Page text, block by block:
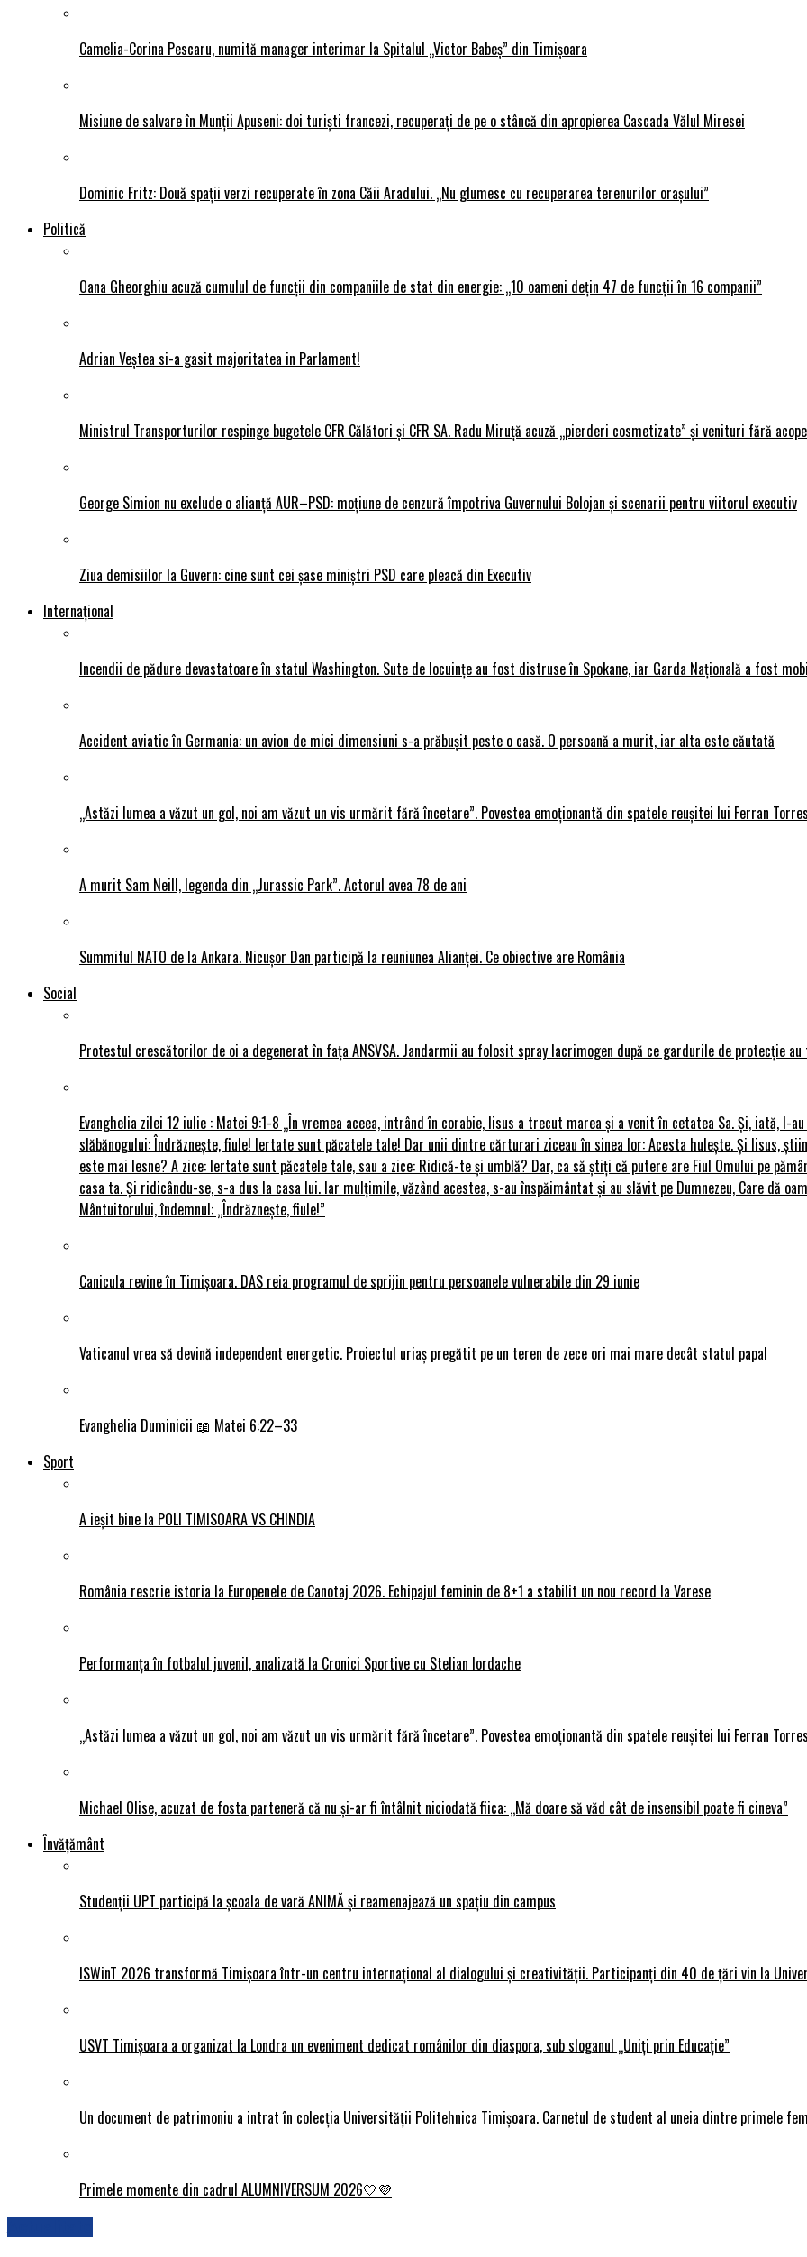
Camelia-Corina Pescaru, numită manager interimar la Spitalul „Victor Babeș” din Timișoara
Misiune de salvare în Munții Apuseni: doi turiști francezi, recuperați de pe o stâncă din apropierea Cascada Vălul Miresei
Dominic Fritz: Două spații verzi recuperate în zona Căii Aradului. „Nu glumesc cu recuperarea terenurilor orașului”
Politică
Oana Gheorghiu acuză cumulul de funcții din companiile de stat din energie: „10 oameni dețin 47 de funcții în 16 companii”
Adrian Veștea si-a gasit majoritatea in Parlament!
Ministrul Transporturilor respinge bugetele CFR Călători și CFR SA. Radu Miruță acuză „pierderi cosmetizate” și venituri fără
George Simion nu exclude o alianță AUR–PSD: moțiune de cenzură împotriva Guvernului Bolojan și scenarii pentru viitorul executiv
Ziua demisiilor la Guvern: cine sunt cei șase miniștri PSD care pleacă din Executiv
Internațional
Incendii de pădure devastatoare în statul Washington. Sute de locuințe au fost distruse în Spokane, iar Garda Națională a fost
Accident aviatic în Germania: un avion de mici dimensiuni s-a prăbușit peste o casă. O persoană a murit, iar alta este căutată
„Astăzi lumea a văzut un gol, noi am văzut un vis urmărit fără încetare”. Povestea emoționantă din spatele reușitei lui Ferran
A murit Sam Neill, legenda din „Jurassic Park”. Actorul avea 78 de ani
Summitul NATO de la Ankara. Nicușor Dan participă la reuniunea Alianței. Ce obiective are România
Social
Protestul crescătorilor de oi a degenerat în fața ANSVSA. Jandarmii au folosit spray lacrimogen după ce gardurile de protecție
Evanghelia zilei 12 iulie : Matei 9:1-8 „În vremea aceea, intrând în corabie, Iisus a trecut marea și a venit în cetatea Sa. Și, iată, I-
slăbănogului: Îndrăznește, fiule! Iertate sunt păcatele tale! Dar unii dintre cărturari ziceau în sinea lor: Acesta hulește. Și Iisus,
este mai lesne? A zice: Iertate sunt păcatele tale, sau a zice: Ridică-te și umblă? Dar, ca să știți că putere are Fiul Omului pe
casa ta. Și ridicându-se, s-a dus la casa lui. Iar mulțimile, văzând acestea, s-au înspăimântat și au slăvit pe Dumnezeu, Care dă
Mântuitorului, îndemnul: „Îndrăznește, fiule!”
Canicula revine în Timișoara. DAS reia programul de sprijin pentru persoanele vulnerabile din 29 iunie
Vaticanul vrea să devină independent energetic. Proiectul uriaș pregătit pe un teren de zece ori mai mare decât statul papal
Evanghelia Duminicii 📖 Matei 6:22–33
Sport
A ieșit bine la POLI TIMISOARA VS CHINDIA
România rescrie istoria la Europenele de Canotaj 2026. Echipajul feminin de 8+1 a stabilit un nou record la Varese
Performanța în fotbalul juvenil, analizată la Cronici Sportive cu Stelian Iordache
„Astăzi lumea a văzut un gol, noi am văzut un vis urmărit fără încetare”. Povestea emoționantă din spatele reușitei lui Ferran
Michael Olise, acuzat de fosta parteneră că nu și-ar fi întâlnit niciodată fiica: „Mă doare să văd cât de insensibil poate fi cineva”
Învățământ
Studenții UPT participă la școala de vară ANIMĂ și reamenajează un spațiu din campus
ISWinT 2026 transformă Timișoara într-un centru internațional al dialogului și creativității. Participanți din 40 de țări vin la
USVT Timișoara a organizat la Londra un eveniment dedicat românilor din diaspora, sub sloganul „Uniți prin Educație”
Un document de patrimoniu a intrat în colecția Universității Politehnica Timișoara. Carnetul de student al uneia dintre primele
Primele momente din cadrul ALUMNIVERSUM 2026🤍💜